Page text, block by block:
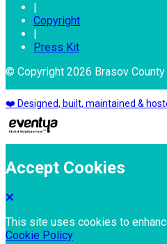
|
Copyright
|
Press Kit
© Copyright 2026 Brasov
❤️ Designed, built, maintained &
Accept Cookies
This site uses cookies to
Cookie Policy